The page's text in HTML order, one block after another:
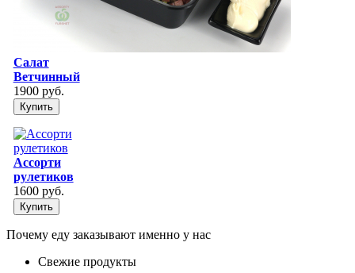
Салат
Ветчинный
1900 руб.
Купить
Ассорти
рулетиков
1600 руб.
Купить
Почему еду заказывают именно у нас
Свежие продукты